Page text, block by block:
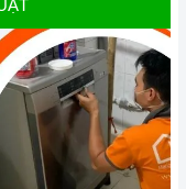
Serie
sang trọng, phù hợp